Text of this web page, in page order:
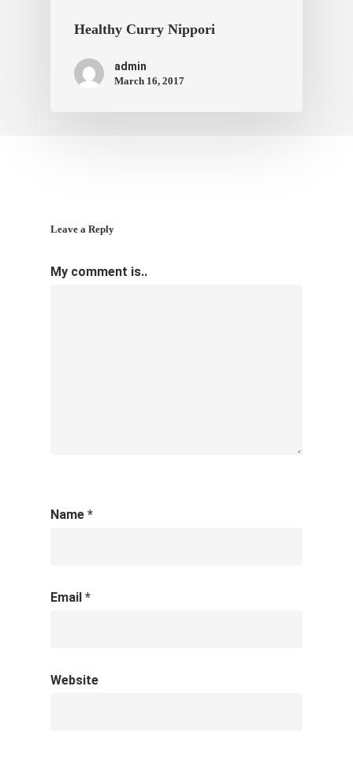
Healthy Curry Nippori
admin
March 16, 2017
Leave a Reply
My comment is..
Name *
Email *
Website